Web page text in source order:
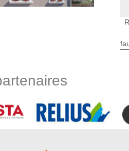
de peinture de façade !
façade, à savoir le ciment, le
et aux normes.